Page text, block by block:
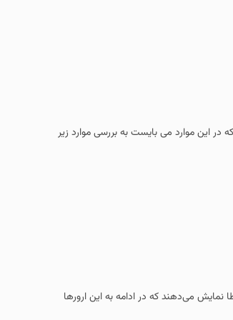
این موارد می بایست به بررسی موارد زیر
می‌دهند که در ادامه به این ارورها